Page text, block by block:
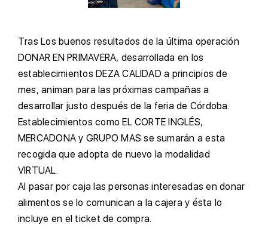
Tras Los buenos resultados de la última operación
DONAR EN PRIMAVERA, desarrollada en los
establecimientos DEZA CALIDAD a principios de
mes, animan para las próximas campañas a
desarrollar justo después de la feria de Córdoba.
Establecimientos como EL CORTE INGLÉS,
MERCADONA y GRUPO MAS se sumarán a esta
recogida que adopta de nuevo la modalidad
VIRTUAL.
Al pasar por caja las personas interesadas en donar
alimentos se lo comunican a la cajera y ésta lo
incluye en el ticket de compra.